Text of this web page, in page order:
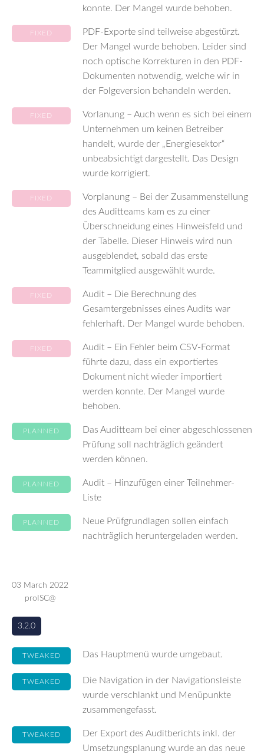
konnte. Der Mangel wurde behoben.
FIXED
PDF-Exporte sind teilweise abgestürzt.
Der Mangel wurde behoben. Leider sind
noch optische Korrekturen in den PDF-
Dokumenten notwendig, welche wir in
der Folgeversion behandeln werden.
FIXED
Vorlanung – Auch wenn es sich bei einem
Unternehmen um keinen Betreiber
handelt, wurde der „Energiesektor“
unbeabsichtigt dargestellt. Das Design
wurde korrigiert.
FIXED
Vorplanung – Bei der Zusammenstellung
des Auditteams kam es zu einer
Überschneidung eines Hinweisfeld und
der Tabelle. Dieser Hinweis wird nun
ausgeblendet, sobald das erste
Teammitglied ausgewählt wurde.
FIXED
Audit – Die Berechnung des
Gesamtergebnisses eines Audits war
fehlerhaft. Der Mangel wurde behoben.
FIXED
Audit – Ein Fehler beim CSV-Format
führte dazu, dass ein exportiertes
Dokument nicht wieder importiert
werden konnte. Der Mangel wurde
behoben.
PLANNED
Das Auditteam bei einer abgeschlossenen
Prüfung soll nachträglich geändert
werden können.
PLANNED
Audit – Hinzufügen einer Teilnehmer-
Liste
PLANNED
Neue Prüfgrundlagen sollen einfach
nachträglich heruntergeladen werden.
03 March 2022
proISC@
3.2.0
TWEAKED Das Hauptmenü wurde umgebaut.
TWEAKED
Die Navigation in der Navigationsleiste
wurde verschlankt und Menüpunkte
zusammengefasst.
TWEAKED
Der Export des Auditberichts inkl. der
Umsetzungsplanung wurde an das neue